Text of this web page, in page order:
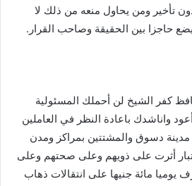
تأخير ومن يحاول منعه من ذلك لا
حاجزا بين الحقيقة وصاحب القرار.
كفر الشيخ لن أحملك المسئولية
واناشدك باعادة النظر في العاملين
دسوق والمشتتين بمراكز ومدن
أثرت على ذويهم وعلى صحتهم وعلى
مائة جنيها على انتقالات ذهاب